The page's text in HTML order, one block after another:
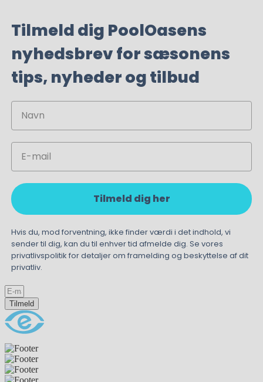
Tilmeld dig PoolOasens
nyhedsbrev for sæsonens
tips, nyheder og tilbud
Navn
Email
Tilmeld dig her
Hvis du, mod forventning, ikke finder værdi i det indhold, vi
sender til dig, kan du til enhver tid afmelde dig. Se vores
privatlivspolitik for detaljer om framelding og beskyttelse af dit
privatliv.
Tilmeld